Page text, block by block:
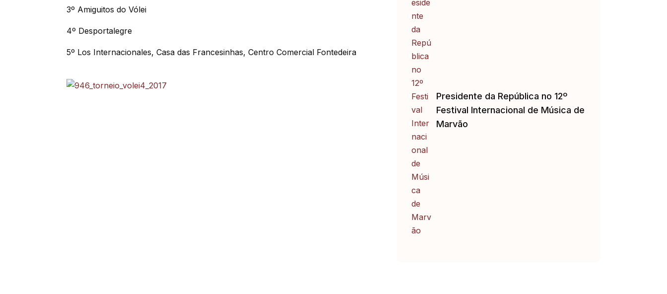
3º Amiguitos do Vólei
4º Desportalegre
5º Los Internacionales, Casa das Francesinhas, Centro Comercial Fontedeira
Presidente da República no 12º
Festival Internacional de Música de
Marvão